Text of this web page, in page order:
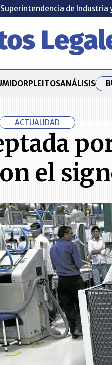
Superintendencia de Industria
PLEITOSANÁLISIS
ACTUALIDAD
el